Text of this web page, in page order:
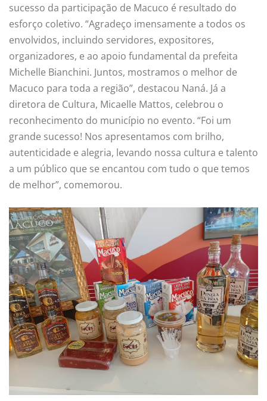
sucesso da participação de Macuco é resultado do
esforço coletivo. “Agradeço imensamente a todos os
envolvidos, incluindo servidores, expositores,
organizadores, e ao apoio fundamental da prefeita
Michelle Bianchini. Juntos, mostramos o melhor de
Macuco para toda a região”, destacou Naná. Já a
diretora de Cultura, Micaelle Mattos, celebrou o
reconhecimento do município no evento. “Foi um
grande sucesso! Nos apresentamos com brilho,
autenticidade e alegria, levando nossa cultura e talento
a um público que se encantou com tudo o que temos
de melhor”, comemorou.